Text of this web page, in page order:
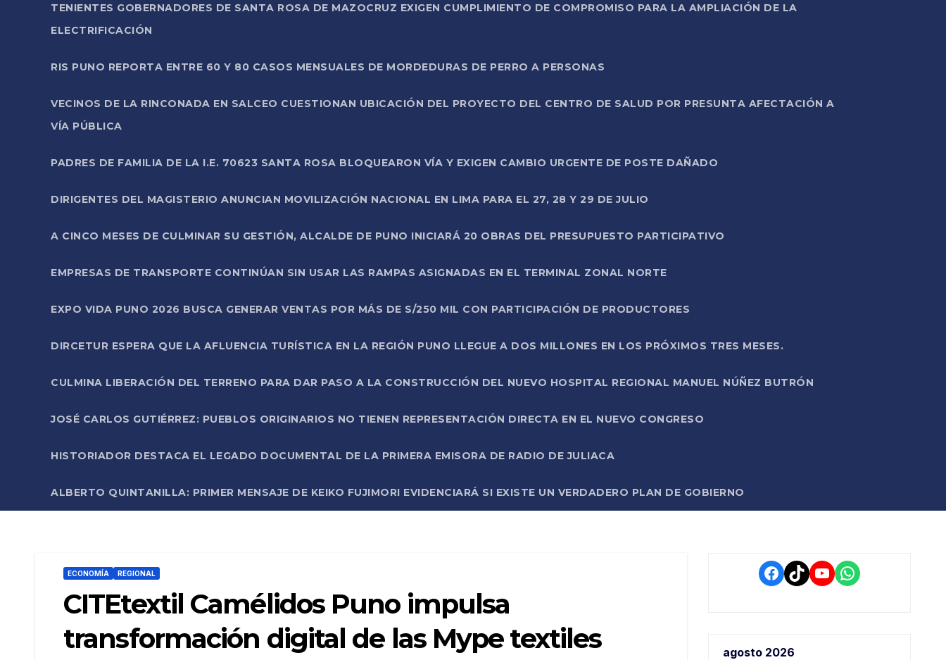
TENIENTES GOBERNADORES DE SANTA ROSA DE MAZOCRUZ EXIGEN CUMPLIMIENTO DE COMPROMISO PARA LA AMPLIACIÓN DE LA
ELECTRIFICACIÓN
RIS PUNO REPORTA ENTRE 60 Y 80 CASOS MENSUALES DE MORDEDURAS DE PERRO A PERSONAS
VECINOS DE LA RINCONADA EN SALCEO CUESTIONAN UBICACIÓN DEL PROYECTO DEL CENTRO DE SALUD POR PRESUNTA AFECTACIÓN A
VÍA PÚBLICA
PADRES DE FAMILIA DE LA I.E. 70623 SANTA ROSA BLOQUEARON VÍA Y EXIGEN CAMBIO URGENTE DE POSTE DAÑADO
DIRIGENTES DEL MAGISTERIO ANUNCIAN MOVILIZACIÓN NACIONAL EN LIMA PARA EL 27, 28 Y 29 DE JULIO
A CINCO MESES DE CULMINAR SU GESTIÓN, ALCALDE DE PUNO INICIARÁ 20 OBRAS DEL PRESUPUESTO PARTICIPATIVO
EMPRESAS DE TRANSPORTE CONTINÚAN SIN USAR LAS RAMPAS ASIGNADAS EN EL TERMINAL ZONAL NORTE
EXPO VIDA PUNO 2026 BUSCA GENERAR VENTAS POR MÁS DE S/250 MIL CON PARTICIPACIÓN DE PRODUCTORES
DIRCETUR ESPERA QUE LA AFLUENCIA TURÍSTICA EN LA REGIÓN PUNO LLEGUE A DOS MILLONES EN LOS PRÓXIMOS TRES MESES.
CULMINA LIBERACIÓN DEL TERRENO PARA DAR PASO A LA CONSTRUCCIÓN DEL NUEVO HOSPITAL REGIONAL MANUEL NÚÑEZ BUTRÓN
JOSÉ CARLOS GUTIÉRREZ: PUEBLOS ORIGINARIOS NO TIENEN REPRESENTACIÓN DIRECTA EN EL NUEVO CONGRESO
HISTORIADOR DESTACA EL LEGADO DOCUMENTAL DE LA PRIMERA EMISORA DE RADIO DE JULIACA
ALBERTO QUINTANILLA: PRIMER MENSAJE DE KEIKO FUJIMORI EVIDENCIARÁ SI EXISTE UN VERDADERO PLAN DE GOBIERNO
ECONOMÍA REGIONAL
CITEtextil Camélidos Puno impulsa
transformación digital de las Mype textiles
Facebook
TikTokYouTube
WhatsApp
agosto 2026